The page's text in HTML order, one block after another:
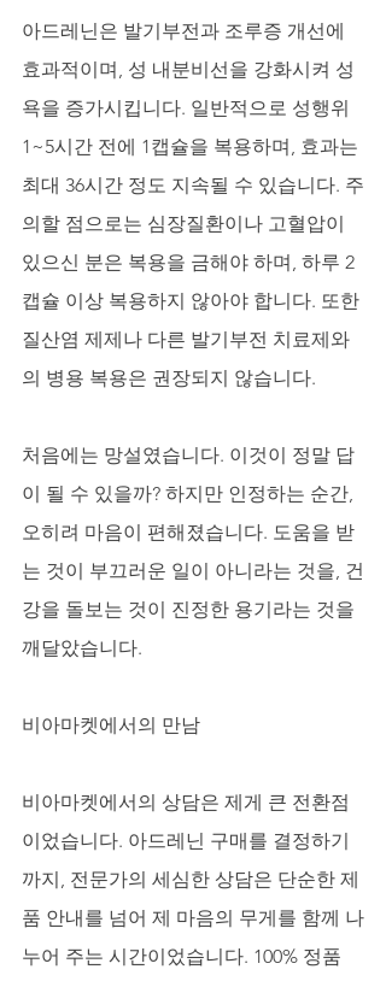
아드레닌은 발기부전과 조루증 개선에
효과적이며, 성 내분비선을 강화시켜 성
욕을 증가시킵니다. 일반적으로 성행위
1~5시간 전에 1캡슐을 복용하며, 효과는
최대 36시간 정도 지속될 수 있습니다. 주
의할 점으로는 심장질환이나 고혈압이
있으신 분은 복용을 금해야 하며, 하루 2
캡슐 이상 복용하지 않아야 합니다. 또한
질산염 제제나 다른 발기부전 치료제와
의 병용 복용은 권장되지 않습니다.
처음에는 망설였습니다. 이것이 정말 답
이 될 수 있을까? 하지만 인정하는 순간,
오히려 마음이 편해졌습니다. 도움을 받
는 것이 부끄러운 일이 아니라는 것을, 건
강을 돌보는 것이 진정한 용기라는 것을
깨달았습니다.
비아마켓에서의 만남
비아마켓에서의 상담은 제게 큰 전환점
이었습니다. 아드레닌 구매를 결정하기
까지, 전문가의 세심한 상담은 단순한 제
품 안내를 넘어 제 마음의 무게를 함께 나
누어 주는 시간이었습니다. 100% 정품